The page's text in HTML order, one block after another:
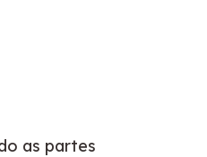
as partes